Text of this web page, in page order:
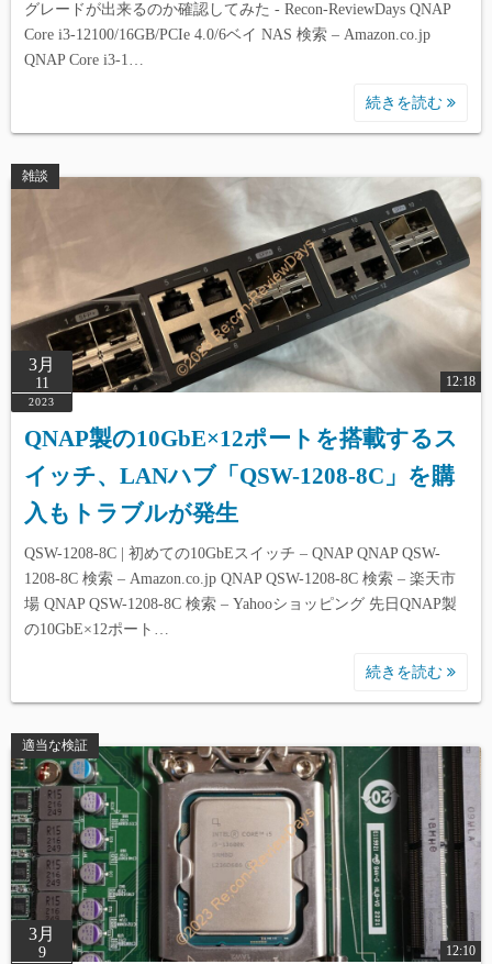
グレードが出来るのか確認してみた - Recon-ReviewDays QNAP
Core i3-12100/16GB/PCIe 4.0/6ベイ NAS 検索 – Amazon.co.jp
QNAP Core i3-1…
続きを読む
雑談
3月
11
2023
12:18
QNAP製の10GbE×12ポートを搭載するス
イッチ、LANハブ「QSW-1208-8C」を購
入もトラブルが発生
QSW-1208-8C | 初めての10GbEスイッチ – QNAP QNAP QSW-
1208-8C 検索 – Amazon.co.jp QNAP QSW-1208-8C 検索 – 楽天市
場 QNAP QSW-1208-8C 検索 – Yahooショッピング 先日QNAP製
の10GbE×12ポート…
続きを読む
適当な検証
3月
9 12:10